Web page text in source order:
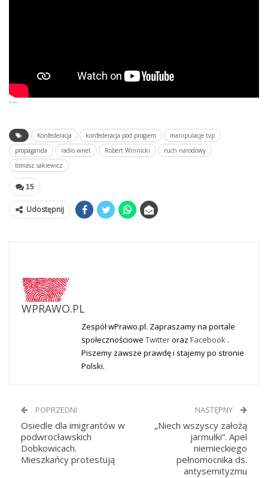
```
Konfederacja konfederacja pod progiem
manipulacje tvp
propaganda
radio wnet Robert Winnicki
ruch narodowy
tomasz sakiewicz
15
Udostępnij
WPRAWO.PL
Zespół wPrawo.pl. Zapraszamy na portale
społecznościowe Twitteroraz Facebook .
Piszemy zawsze prawdę i stajemy po stronie
Polski.
POPRZEDNI
Osiedle dla imigrantów w
podwrocławskich
Dobkowicach.
Mieszkańcy protestują
NASTĘPNY
„Niech wszyscy założą
jarmułki”. Apel
niemieckiego
pełnomocnika ds.
antysemityzmu